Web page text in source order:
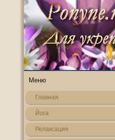
Меню
Главная
Йога
Релаксация